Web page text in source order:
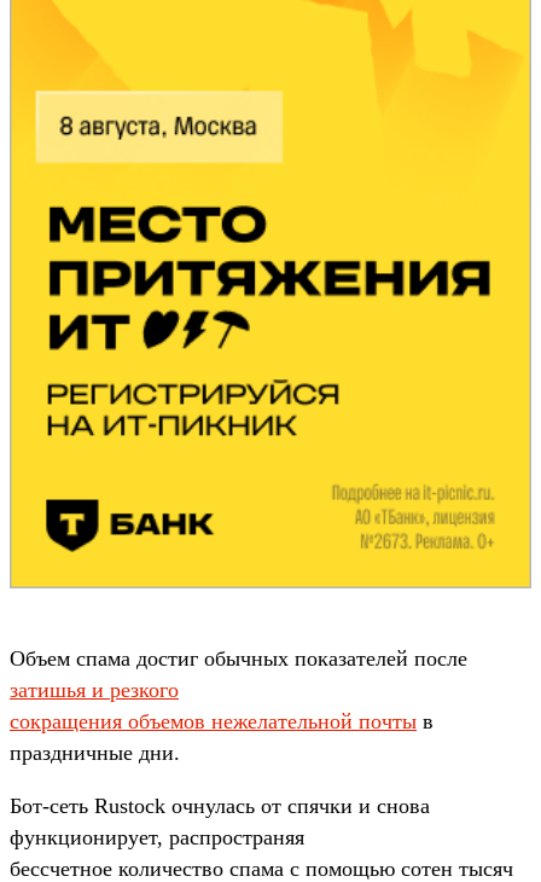
Объем спама достиг обычных показателей после
затишья и резкого
сокращения объемов нежелательной почты в
праздничные дни.
Бот-сеть Rustock очнулась от спячки и снова
функционирует, распространяя
бессчетное количество спама с помощью сотен тысяч